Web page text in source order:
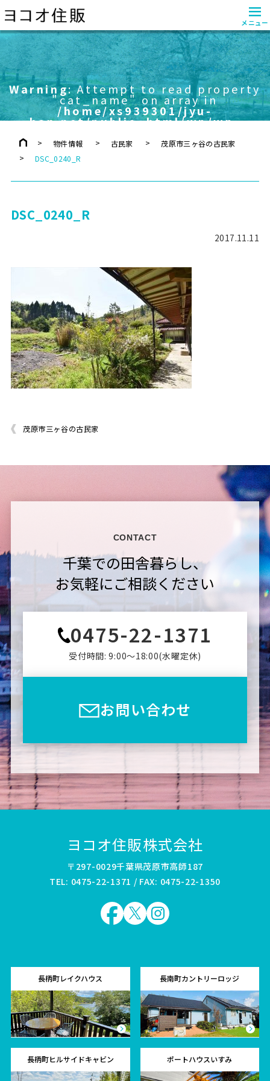
≡
メニュー
Warning: Attempt to read property
"cat_name" on array in
/home/xs939301/jyu-
han.net/public_html/wp/wp-
on line757
物件情報 古民家
茂原市三ヶ谷の古民家
DSC_0240_R
DSC_0240_R
2017.11.11
茂原市三ヶ谷の古民家
CONTACT
千葉での田舎暮らし、
お気軽にご相談ください
0475-22-1371
受付時間: 9:00〜18:00(⽔曜定休)
お問い合わせ
ヨコオ住販株式会社
〒297-0029千葉県茂原市高師187
TEL: 0475-22-1371 / FAX: 0475-22-1350
長柄町レイクハウス 長南町カントリーロッジ
長柄町ヒルサイドキャビン ポートハウスいすみ